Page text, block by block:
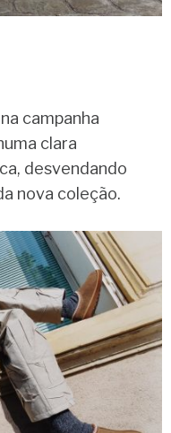
campanha
clara
desvendando
nova coleção.